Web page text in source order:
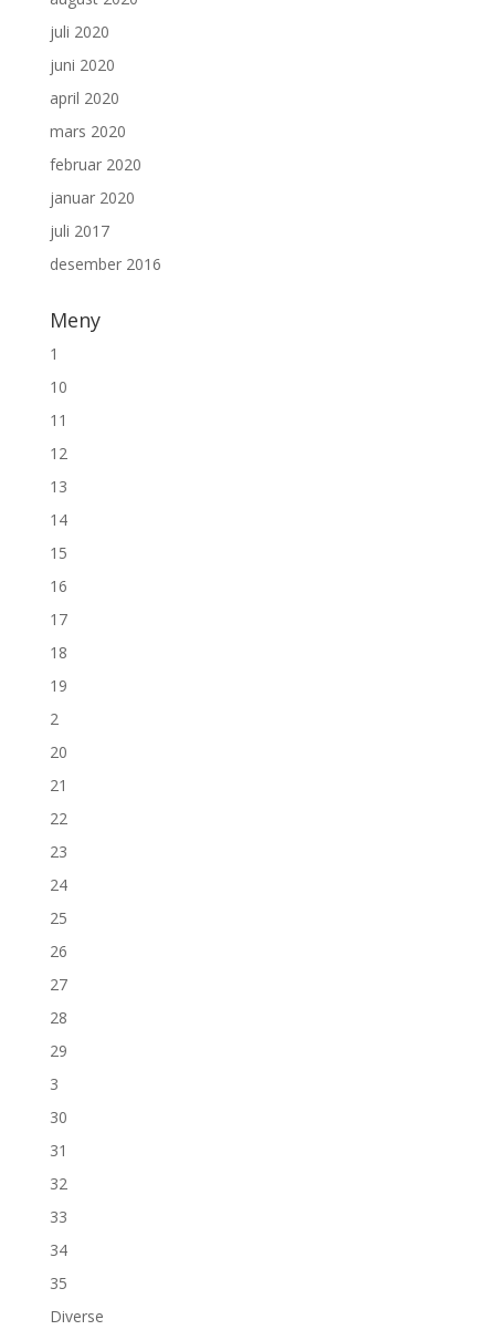
juli 2020
juni 2020
april 2020
mars 2020
februar 2020
januar 2020
juli 2017
desember 2016
Meny
1
10
11
12
13
14
15
16
17
18
19
2
20
21
22
23
24
25
26
27
28
29
3
30
31
32
33
34
35
Diverse